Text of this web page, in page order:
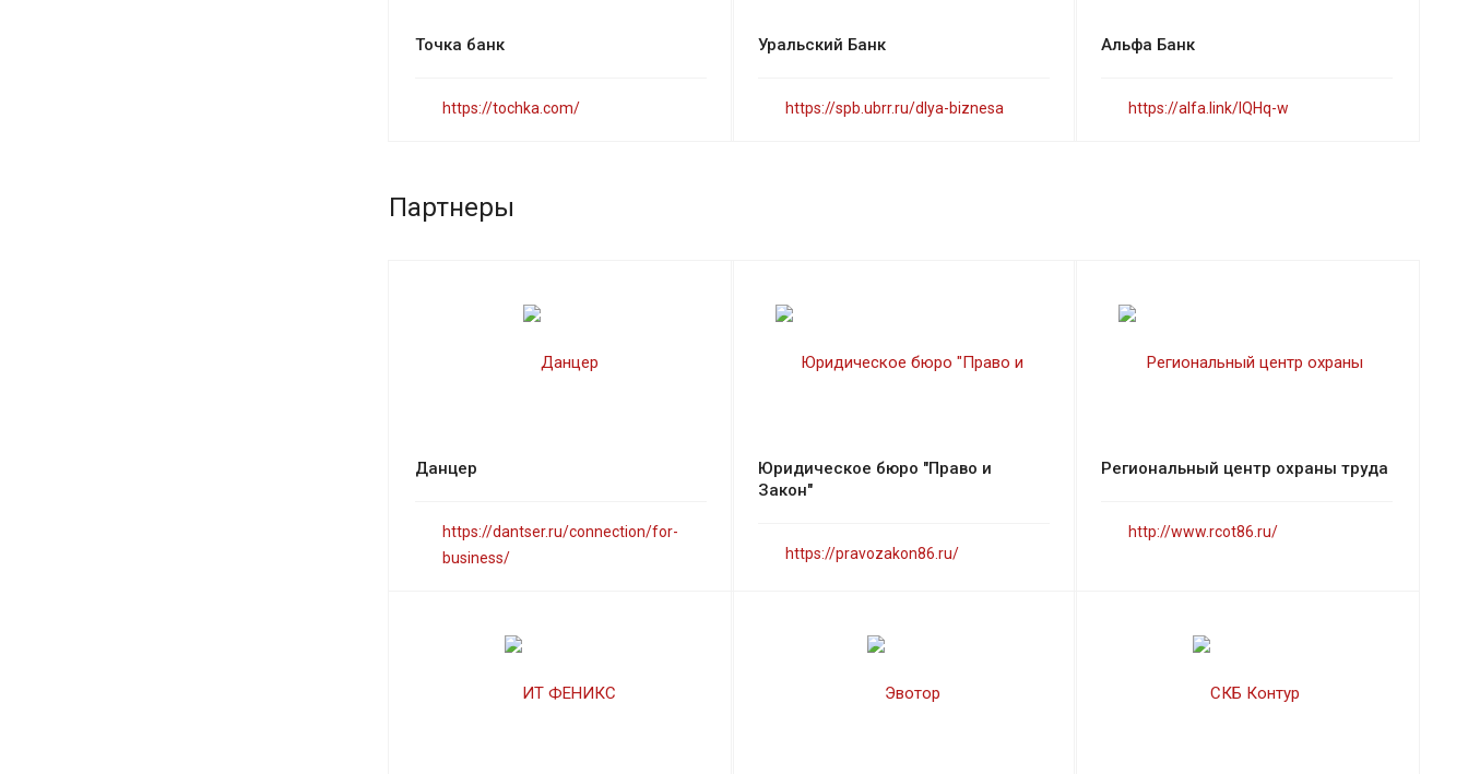
Точка банк
https://tochka.com/
Уральский Банк
https://spb.ubrr.ru/dlya-biznesa
Альфа Банк
https://alfa.link/lQHq-w
Партнеры
Данцер
https://dantser.ru/connection/for-
business/
Юридическое бюро "Право и
Закон"
https://pravozakon86.ru/
Региональный центр охраны труда
http://www.rcot86.ru/